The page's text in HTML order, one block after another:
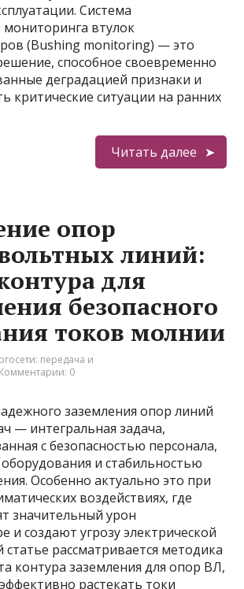
Система
втулок
(Bushing monitoring) — это
способное своевременно
деградацией признаки и
критические ситуации на ранних
Читать далее
опор
линий:
для
безопасного
токов молнии
передача и
Комментарии: 0
заземления опор линий
— интегральная задача,
с безопасностью персонала,
и стабильностью
Особенно актуально это при
воздействиях, где
значительный урон
и создают угрозу электрической
рассматривается методика
контура заземления для опор ВЛ,
растекать токи